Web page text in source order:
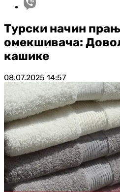
Турски начин
омекшивача:
кашике
08.07.2025 14:57